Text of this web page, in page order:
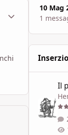
Statistiche Autore
10 Mag
1
Il